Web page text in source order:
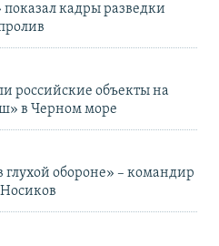
кадры разведки
российские объекты на
в Черном море
обороне» – командир